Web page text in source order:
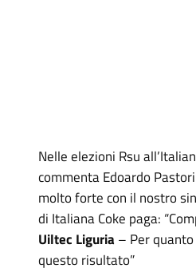
Nelle elezioni Rsu
commenta Edoardo
molto forte con il nostro
di Italiana Coke paga:
Uiltec Liguria – Per
questo risultato”